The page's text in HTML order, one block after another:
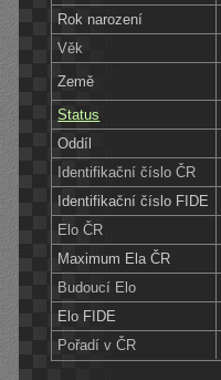
Rok narození
Věk
Země
Status
Oddíl
Identifikační číslo ČR
Identifikační číslo FIDE
Elo ČR
Maximum Ela ČR
Budoucí Elo
Elo FIDE
Pořadí v ČR